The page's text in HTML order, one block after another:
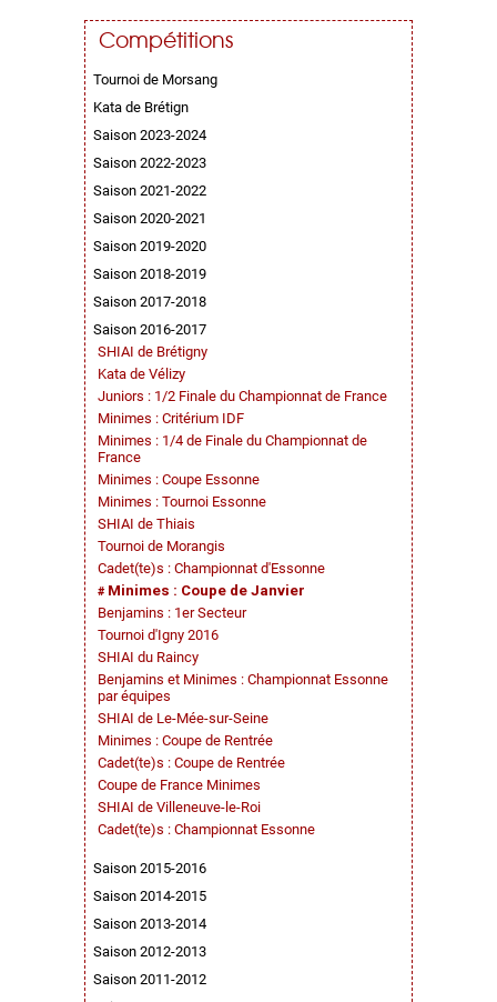
Compétitions
Tournoi de Morsang
Kata de Brétign
Saison 2023-2024
Saison 2022-2023
Saison 2021-2022
Saison 2020-2021
Saison 2019-2020
Saison 2018-2019
Saison 2017-2018
Saison 2016-2017
SHIAI de Brétigny
Kata de Vélizy
Juniors : 1/2 Finale du Championnat de France
Minimes : Critérium IDF
Minimes : 1/4 de Finale du Championnat de
France
Minimes : Coupe Essonne
Minimes : Tournoi Essonne
SHIAI de Thiais
Tournoi de Morangis
Cadet(te)s : Championnat d'Essonne
Minimes : Coupe de Janvier
Benjamins : 1er Secteur
Tournoi d'Igny 2016
SHIAI du Raincy
Benjamins et Minimes : Championnat Essonne
par équipes
SHIAI de Le-Mée-sur-Seine
Minimes : Coupe de Rentrée
Cadet(te)s : Coupe de Rentrée
Coupe de France Minimes
SHIAI de Villeneuve-le-Roi
Cadet(te)s : Championnat Essonne
Saison 2015-2016
Saison 2014-2015
Saison 2013-2014
Saison 2012-2013
Saison 2011-2012